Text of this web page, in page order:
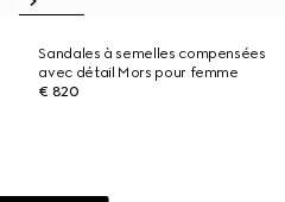
Sandales à semelles compensées
avec détail Mors pour femme
€ 820